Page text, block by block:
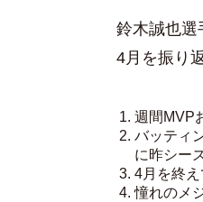
鈴木誠也選
4月を振り
週間MVP
バッティ
に昨シー
4月を終
憧れのメ